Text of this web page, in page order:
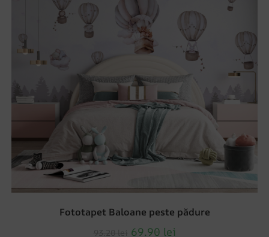
Fototapet Baloane peste pădure
69.90 lei